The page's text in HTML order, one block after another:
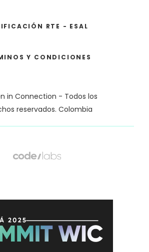
in Connection - Todos los
reservados. Colombia
Y CONDICIONES
RTE - ESAL